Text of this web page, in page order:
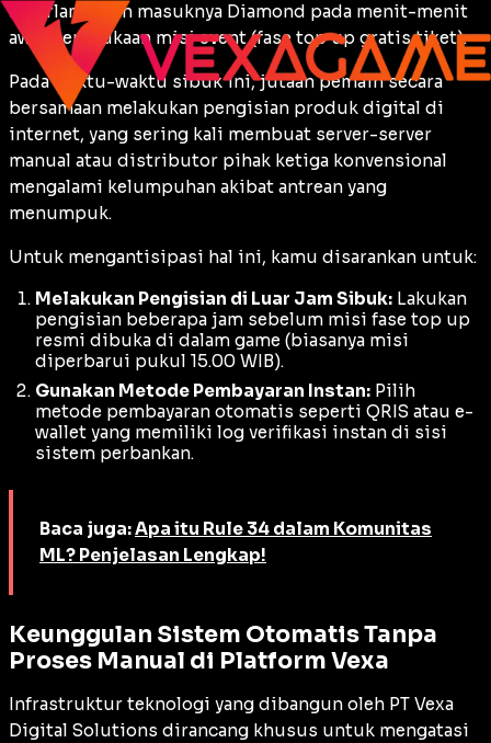
keterlambatan masuknya Diamond pada menit-menit
awal pembukaan misievent(fasetop up gratis tiket).
Pada waktu-waktu sibuk ini, jutaan pemain secara
bersamaan melakukan pengisian produk digital di
internet, yang sering kali membuat server-server
manual atau distributor pihak ketiga konvensional
mengalami kelumpuhan akibat antrean yang
menumpuk.
Untuk mengantisipasi hal ini, kamu disarankan untuk:
Melakukan Pengisian di Luar Jam Sibuk: Lakukan
pengisian beberapa jam sebelum misi fase top up
resmi dibuka di dalam game (biasanya misi
diperbarui pukul 15.00 WIB).
Gunakan Metode Pembayaran Instan: Pilih
metode pembayaran otomatis seperti QRIS atau e-
wallet yang memiliki log verifikasi instan di sisi
sistem perbankan.
Baca juga:Apa itu Rule 34 dalam Komunitas
ML? Penjelasan Lengkap!
Keunggulan Sistem Otomatis Tanpa
Proses Manual di Platform Vexa
Infrastruktur teknologi yang dibangun oleh PT Vexa
Digital Solutions dirancang khusus untuk mengatasi